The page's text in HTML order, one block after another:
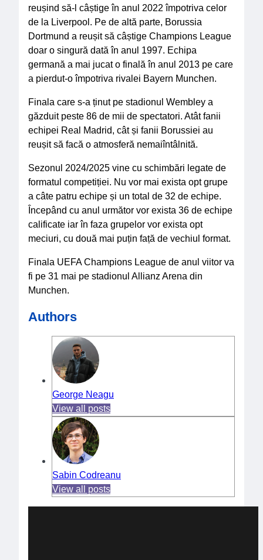
reușind să-l câștige în anul 2022 împotriva celor
de la Liverpool. Pe de altă parte, Borussia
Dortmund a reușit să câștige Champions League
doar o singură dată în anul 1997. Echipa
germană a mai jucat o finală în anul 2013 pe care
a pierdut-o împotriva rivalei Bayern Munchen.
Finala care s-a ținut pe stadionul Wembley a
găzduit peste 86 de mii de spectatori. Atât fanii
echipei Real Madrid, cât și fanii Borussiei au
reușit să facă o atmosferă nemaiîntâlnită.
Sezonul 2024/2025 vine cu schimbări legate de
formatul competiției. Nu vor mai exista opt grupe
a câte patru echipe și un total de 32 de echipe.
Începând cu anul următor vor exista 36 de echipe
calificate iar în faza grupelor vor exista opt
meciuri, cu două mai puțin față de vechiul format.
Finala UEFA Champions League de anul viitor va
fi pe 31 mai pe stadionul Allianz Arena din
Munchen.
Authors
George Neagu
View all posts
Sabin Codreanu
View all posts